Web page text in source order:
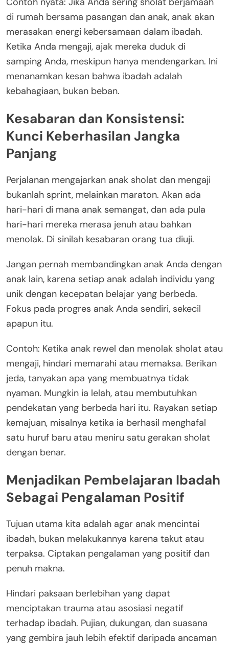
di rumah bersama pasangan dan anak, anak akan
merasakan energi kebersamaan dalam ibadah.
Ketika Anda mengaji, ajak mereka duduk di
samping Anda, meskipun hanya mendengarkan. Ini
menanamkan kesan bahwa ibadah adalah
kebahagiaan, bukan beban.
Kesabaran dan Konsistensi:
Kunci Keberhasilan Jangka
Panjang
Perjalanan mengajarkan anak sholat dan mengaji
bukanlah sprint, melainkan maraton. Akan ada
hari-hari di mana anak semangat, dan ada pula
hari-hari mereka merasa jenuh atau bahkan
menolak. Di sinilah kesabaran orang tua diuji.
Jangan pernah membandingkan anak Anda dengan
anak lain, karena setiap anak adalah individu yang
unik dengan kecepatan belajar yang berbeda.
Fokus pada progres anak Anda sendiri, sekecil
apapun itu.
Contoh: Ketika anak rewel dan menolak sholat atau
mengaji, hindari memarahi atau memaksa. Berikan
jeda, tanyakan apa yang membuatnya tidak
nyaman. Mungkin ia lelah, atau membutuhkan
pendekatan yang berbeda hari itu. Rayakan setiap
kemajuan, misalnya ketika ia berhasil menghafal
satu huruf baru atau meniru satu gerakan sholat
dengan benar.
Menjadikan Pembelajaran Ibadah
Sebagai Pengalaman Positif
Tujuan utama kita adalah agar anak mencintai
ibadah, bukan melakukannya karena takut atau
terpaksa. Ciptakan pengalaman yang positif dan
penuh makna.
Hindari paksaan berlebihan yang dapat
menciptakan trauma atau asosiasi negatif
terhadap ibadah. Pujian, dukungan, dan suasana
yang gembira jauh lebih efektif daripada ancaman